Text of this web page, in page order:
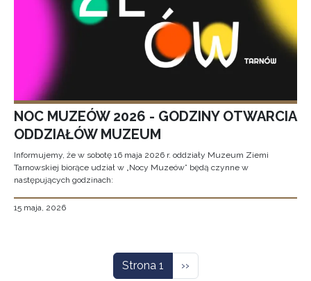
NOC MUZEÓW 2026 - GODZINY OTWARCIA
ODDZIAŁÓW MUZEUM
Informujemy, że w sobotę 16 maja 2026 r. oddziały Muzeum Ziemi
Tarnowskiej biorące udział w „Nocy Muzeów” będą czynne w
następujących godzinach:
15 maja, 2026
Strona 1 Następna strona
››